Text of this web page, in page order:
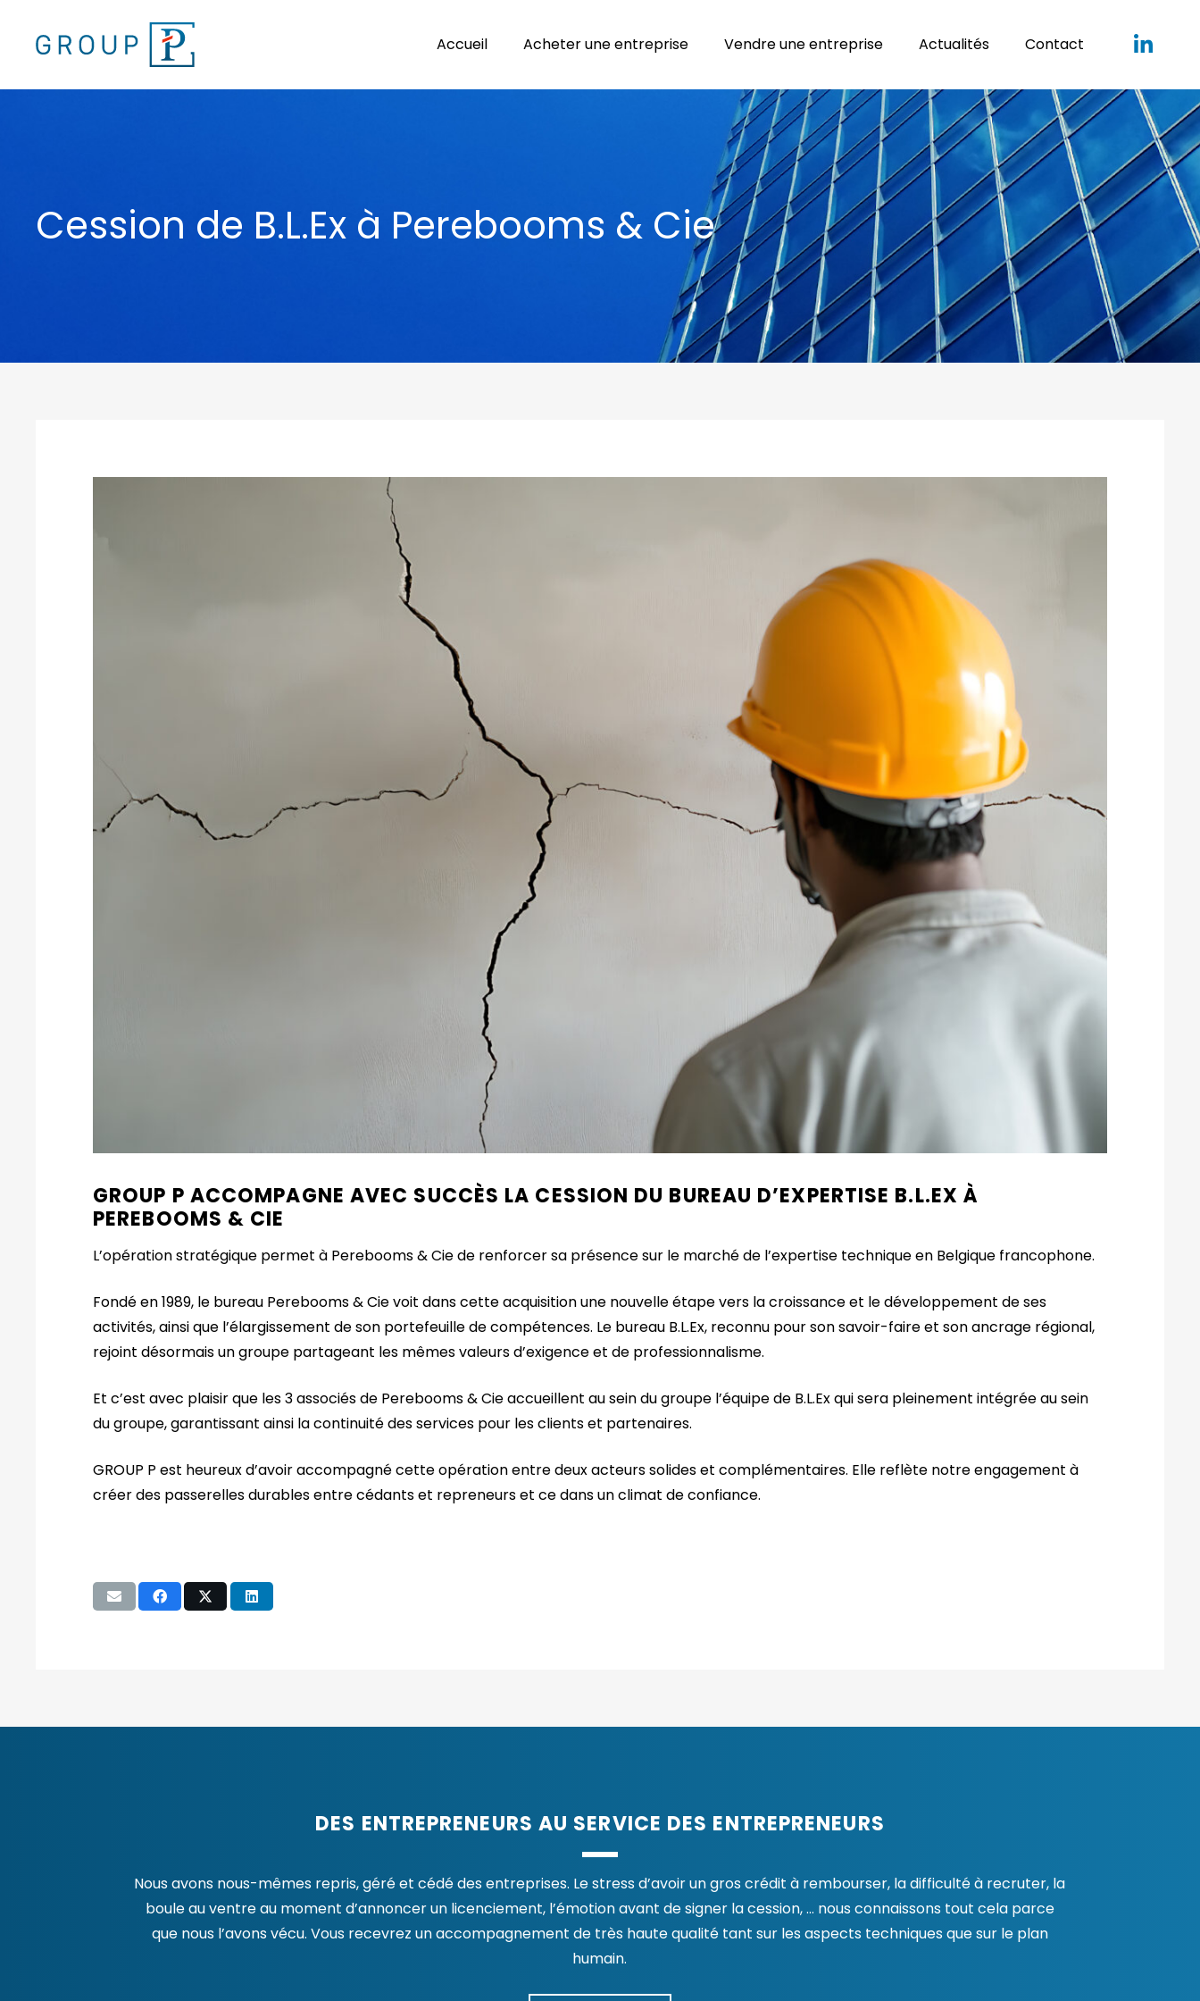
Accueil Acheter une entreprise Vendre une entreprise Actualités Contact
Cession de B.L.Ex à Perebooms & Cie
GROUP P ACCOMPAGNE AVEC SUCCÈS LA CESSION DU BUREAU D’EXPERTISE B.L.EX À
PEREBOOMS & CIE
L’opération stratégique permet à Perebooms & Cie de renforcer sa présence sur le marché de l’expertise technique en Belgique francophone.
Fondé en 1989, le bureau Perebooms & Cie voit dans cette acquisition une nouvelle étape vers la croissance et le développement de ses
activités, ainsi que l’élargissement de son portefeuille de compétences. Le bureau B.L.Ex, reconnu pour son savoir-faire et son ancrage régional,
rejoint désormais un groupe partageant les mêmes valeurs d’exigence et de professionnalisme.
Et c’est avec plaisir que les 3 associés de Perebooms & Cie accueillent au sein du groupe l’équipe de B.L.Ex qui sera pleinement intégrée au sein
du groupe, garantissant ainsi la continuité des services pour les clients et partenaires.
GROUP P est heureux d’avoir accompagné cette opération entre deux acteurs solides et complémentaires. Elle reflète notre engagement à
créer des passerelles durables entre cédants et repreneurs et ce dans un climat de confiance.
DES ENTREPRENEURS AU SERVICE DES ENTREPRENEURS
Nous avons nous-mêmes repris, géré et cédé des entreprises. Le stress d’avoir un gros crédit à rembourser, la difficulté à recruter, la
boule au ventre au moment d’annoncer un licenciement, l’émotion avant de signer la cession, … nous connaissons tout cela parce
que nous l’avons vécu. Vous recevrez un accompagnement de très haute qualité tant sur les aspects techniques que sur le plan
humain.